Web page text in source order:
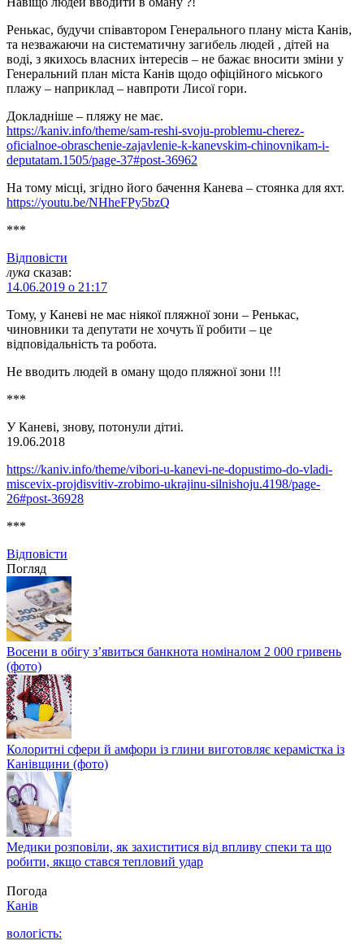
Ренькас, будучи співавтором Генерального плану міста Канів,
та незважаючи на систематичну загибель людей , дітей на
воді, з якихось власних інтересів – не бажає вносити зміни у
Генеральний план міста Канів щодо офіційного міського
плажу – наприклад – навпроти Лисої гори.
Докладніше – пляжу не має.
https://kaniv.info/theme/sam-reshi-svoju-problemu-cherez-
oficialnoe-obraschenie-zajavlenie-k-kanevskim-chinovnikam-i-
deputatam.1505/page-37#post-36962
На тому місці, згідно його бачення Канева – стоянка для яхт.
https://youtu.be/NHheFPy5bzQ
***
Відповіcти
лука сказав:
14.06.2019 о 21:17
Тому, у Каневі не має ніякої пляжної зони – Ренькас,
чиновники та депутати не хочуть її робити – це
відповідальність та робота.
Не вводить людей в оману щодо пляжної зони !!!
***
У Каневі, знову, потонули дітиі.
19.06.2018
https://kaniv.info/theme/vibori-u-kanevi-ne-dopustimo-do-vladi-
miscevix-projdisvitiv-zrobimo-ukrajinu-silnishoju.4198/page-
26#post-36928
***
Відповіcти
Погляд
Восени в обігу з’явиться банкнота номіналом 2 000 гривень
(фото)
Колоритні сфери й амфори із глини виготовляє керамістка із
Канівщини (фото)
Медики розповіли, як захиститися від впливу спеки та що
робити, якщо стався тепловий удар
Погода
Канів
вологість: